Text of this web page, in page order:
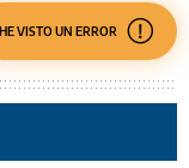
HE VISTO UN ERROR